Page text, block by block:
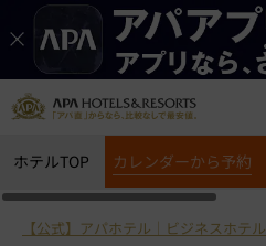
ホテルTOP カレンダーから予約
【公式】アパホテル｜ビジネスホテル